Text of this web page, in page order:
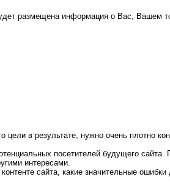
размещена информация о Вас, Вашем
в результате, нужно очень плотно
посетителей будущего сайта.
интересами.
сайта, какие значительные